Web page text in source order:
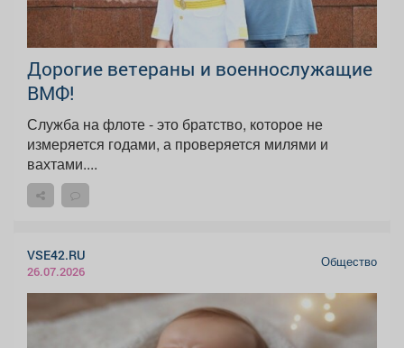
Дорогие ветераны и военнослужащие
ВМФ!
Служба на флоте - это братство, которое не
измеряется годами, а проверяется милями и
вахтами....
VSE42.RU
26.07.2026
Общество